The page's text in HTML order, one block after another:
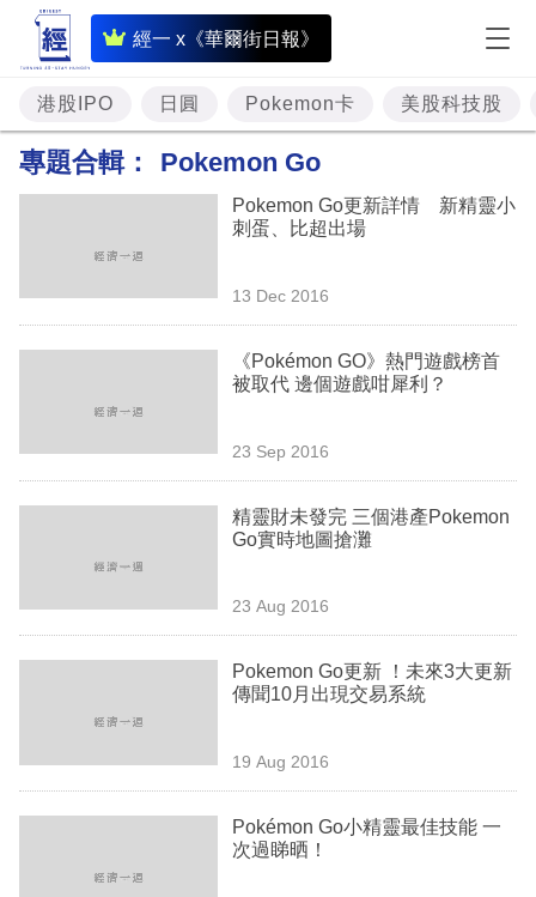
經一 x《華爾街日報》
即
時
財
經
資
樓
技
生
港股IPO 日圓 Pokemon卡 美股科技股
專題合輯： Pokemon Go
Pokemon Go更新詳情 新精靈小
刺蛋、比超出場
13 Dec 2016
《Pokémon GO》熱門遊戲榜首
被取代 邊個遊戲咁犀利？
23 Sep 2016
精靈財未發完 三個港產Pokemon
Go實時地圖搶灘
23 Aug 2016
Pokemon Go更新 ！未來3大更新
傳聞10月出現交易系統
19 Aug 2016
Pokémon Go小精靈最佳技能 一
次過睇晒！